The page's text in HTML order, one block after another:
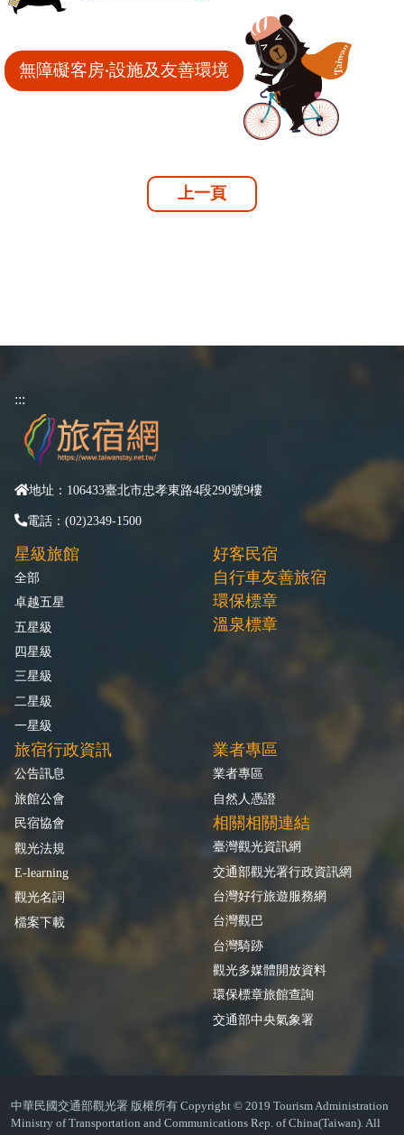
無障礙客房‧設施及友善環境
上一頁
:::
地址：106433臺北市忠孝東路4段290號9樓
電話：(02)2349-1500
星級旅館
全部
卓越五星
五星級
四星級
三星級
二星級
一星級
好客民宿
自行車友善旅宿
環保標章
溫泉標章
旅宿行政資訊
公告訊息
旅館公會
民宿協會
觀光法規
E-learning
觀光名詞
檔案下載
業者專區
業者專區
自然人憑證
相關相關連結
臺灣觀光資訊網
交通部觀光署行政資訊網
台灣好行旅遊服務網
台灣觀巴
台灣騎跡
觀光多媒體開放資料
環保標章旅館查詢
交通部中央氣象署
中華民國交通部觀光署 版權所有 Copyright © 2019 Tourism Administration
Ministry of Transportation and Communications Rep. of China(Taiwan). All